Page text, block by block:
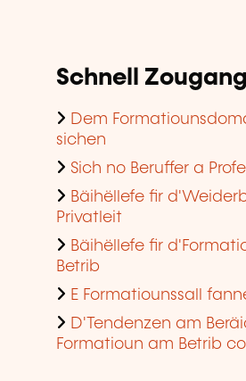
Schnell Zougang
Dem
sichen
Sich no Beruffer a
Bäihëllefe fir
Privatleit
Bäihëllefe fir
Betrib
E Formatiounssall
D'Tendenzen am
Formatioun am Betrib